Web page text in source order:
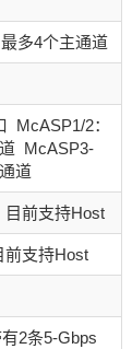
多4个主通道
McASP1/2：
McASP3-
道
目前支持Host
前支持Host
2条5-Gbps